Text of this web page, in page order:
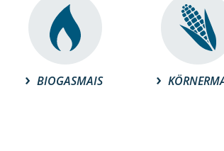
BIOGASMAIS